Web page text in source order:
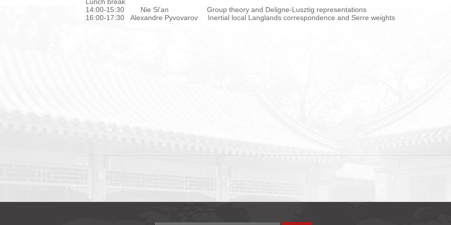
14:00-15:30 Nie Si'an Group theory and Deligne-Lusztig representations
16:00-17:30 Alexandre Pyvovarov Inertial local Langlands correspondence and Serre weights